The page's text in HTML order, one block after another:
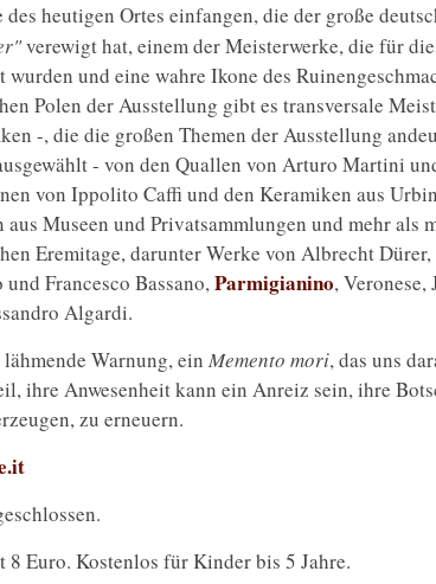
heutigen Ortes einfangen, die der große
verewigt hat, einem der Meisterwerke, die für
und eine wahre Ikone des
Polen der Ausstellung gibt es transversale
-, die die großen Themen der Ausstellung
- von den Quallen von Arturo Martini
von Ippolito Caffi und den Keramiken aus
aus Museen und Privatsammlungen und mehr als
Eremitage, darunter Werke von Albrecht
Francesco Bassano,Parmigianino, Veronese,
Algardi.
Warnung, ein Memento mori, das uns
ihre Anwesenheit kann ein Anreiz sein, ihre
zu erneuern.
Euro. Kostenlos für Kinder bis 5 Jahre.